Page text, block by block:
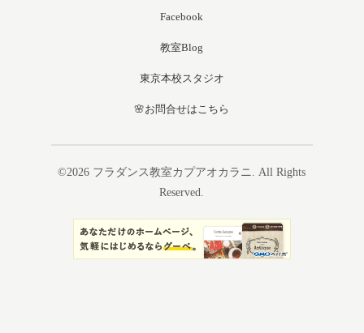
Facebook
教室Blog
東京本校スタジオ
🌸お問合せはこちら
©2026 フラダンス教室カプアオカラニ. All Rights
Reserved.